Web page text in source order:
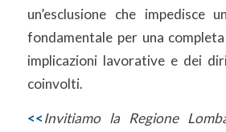
un’esclusione che impedisce
fondamentale per una
implicazioni lavorative e dei
coinvolti.
<<Invitiamo la Regione